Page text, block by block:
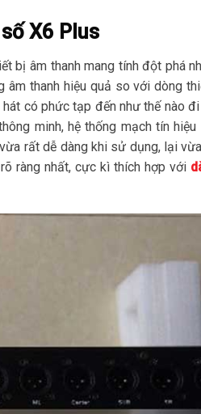
X6 Plus
âm thanh mang tính đột phá
thanh hiệu quả so với dòng
có phức tạp đến như thế nào
minh, hệ thống mạch tín
rất dễ dàng khi sử dụng, lại
ràng nhất, cực kì thích hợp với